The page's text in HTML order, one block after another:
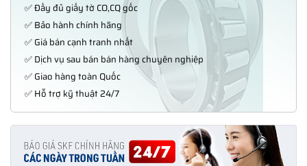
✅ Đầy đủ giấy tờ CO,CQ gốc
✅ Bảo hành chính hãng
✅ Giá bán cạnh tranh nhất
✅ Dịch vụ sau bán bán hàng chuyên nghiệp
✅ Giao hàng toàn Quốc
✅ Hỗ trợ kỹ thuật 24/7